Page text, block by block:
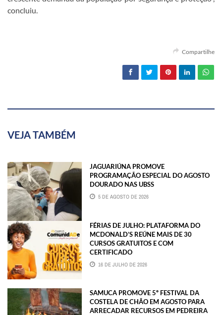
concluiu.
Compartilhe
VEJA TAMBÉM
JAGUARIÚNA PROMOVE
PROGRAMAÇÃO ESPECIAL DO AGOSTO
DOURADO NAS UBSS
5 DE AGOSTO DE 2026
FÉRIAS DE JULHO: PLATAFORMA DO
MCDONALD’S REÚNE MAIS DE 30
CURSOS GRATUITOS E COM
CERTIFICADO
16 DE JULHO DE 2026
SAMUCA PROMOVE 5º FESTIVAL DA
COSTELA DE CHÃO EM AGOSTO PARA
ARRECADAR RECURSOS EM PEDREIRA